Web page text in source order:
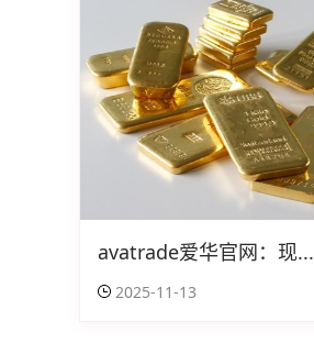
avatrade爱华官网：现...
2025-11-13